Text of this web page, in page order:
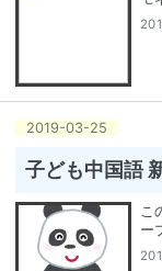
2019-03-25
子ども中国語
こ
ー